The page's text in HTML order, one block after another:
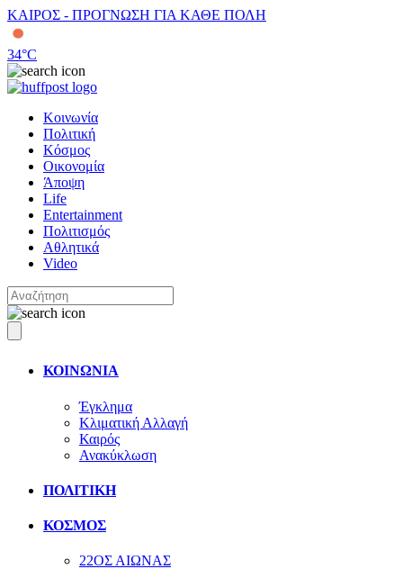
ΚΑΙΡΟΣ - ΠΡΟΓΝΩΣΗ ΓΙΑ ΚΑΘΕ ΠΟΛΗ
34°C
Κοινωνία
Πολιτική
Κόσμος
Οικονομία
Άποψη
Life
Entertainment
Πολιτισμός
Αθλητικά
Video
ΚΟΙΝΩΝΙΑ
Έγκλημα
Κλιματική Αλλαγή
Καιρός
Ανακύκλωση
ΠΟΛΙΤΙΚΗ
ΚΟΣΜΟΣ
22ΟΣ ΑΙΩΝΑΣ